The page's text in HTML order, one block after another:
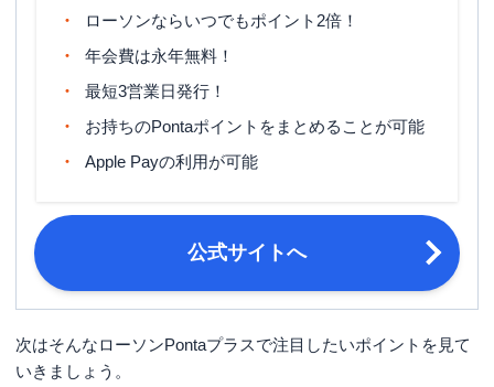
ポイント名 Pontaポイント
締め日：毎月15日・支払日：翌月10
日
申し込み条件
満18歳以上で、ご本人または配偶者の
いずれかに安定した収入のある方（高
本人確認書類 以下のうちいずれか2点
・ 運転免許証または運転経歴証明書
・パスポート ・在留カードまたは特
別永住者証明書 ・個人番号カード
（マイナンバーカード） ・健康保険
証 ・住民票の写し
ローソンならいつでもポイント2倍！
年会費は永年無料！
最短3営業日発行！
お持ちのPontaポイントをまとめることが可能
Apple Payの利用が可能
公式サイトへ
次はそんなローソンPontaプラスで注目したいポイントを見て
いきましょう。